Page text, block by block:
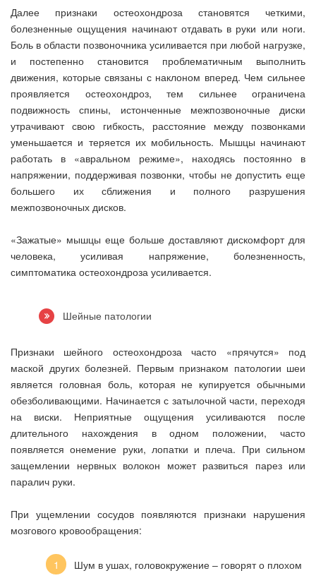
Далее признаки остеохондроза становятся четкими,
болезненные ощущения начинают отдавать в руки или ноги.
Боль в области позвоночника усиливается при любой нагрузке,
и постепенно становится проблематичным выполнить
движения, которые связаны с наклоном вперед. Чем сильнее
проявляется остеохондроз, тем сильнее ограничена
подвижность спины, истонченные межпозвоночные диски
утрачивают свою гибкость, расстояние между позвонками
уменьшается и теряется их мобильность. Мышцы начинают
работать в «авральном режиме», находясь постоянно в
напряжении, поддерживая позвонки, чтобы не допустить еще
большего их сближения и полного разрушения
межпозвоночных дисков.
«Зажатые» мышцы еще больше доставляют дискомфорт для
человека, усиливая напряжение, болезненность,
симптоматика остеохондроза усиливается.
Шейные патологии
Признаки шейного остеохондроза часто «прячутся» под
маской других болезней. Первым признаком патологии шеи
является головная боль, которая не купируется обычными
обезболивающими. Начинается с затылочной части, переходя
на виски. Неприятные ощущения усиливаются после
длительного нахождения в одном положении, часто
появляется онемение руки, лопатки и плеча. При сильном
защемлении нервных волокон может развиться парез или
паралич руки.
При ущемлении сосудов появляются признаки нарушения
мозгового кровообращения:
Шум в ушах, головокружение ‒ говорят о плохом